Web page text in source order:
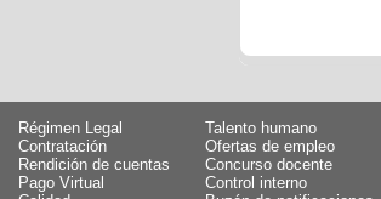
Régimen Legal
Talento humano
Contratación
Ofertas de empleo
Rendición de cuentas
Concurso docente
Pago Virtual
Control interno